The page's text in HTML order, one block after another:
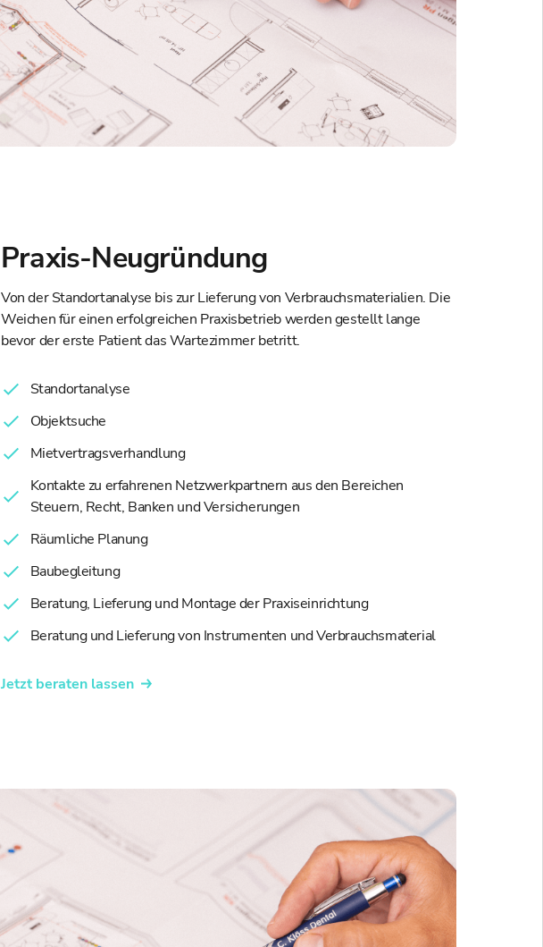
Praxis-Neugründung
Von der Standortanalyse bis zur Lieferung von Verbrauchsmaterialien. Die
Weichen für einen erfolgreichen Praxisbetrieb werden gestellt lange
bevor der erste Patient das Wartezimmer betritt.
Standortanalyse
Objektsuche
Mietvertragsverhandlung
Kontakte zu erfahrenen Netzwerkpartnern aus den Bereichen
Steuern, Recht, Banken und Versicherungen
Räumliche Planung
Baubegleitung
Beratung, Lieferung und Montage der Praxiseinrichtung
Beratung und Lieferung von Instrumenten und Verbrauchsmaterial
Jetzt beraten lassen